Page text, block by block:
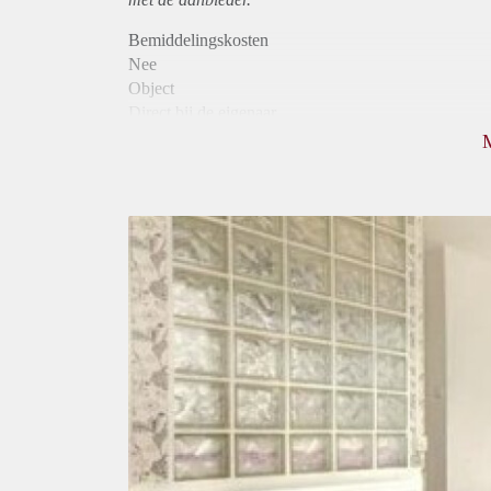
Bemiddelingskosten
Nee
Object
Huurtoeslag
Mogelijk
Inkomen eis
3,2 X Maandhuur Bruto
Huurtermijn
Onbepaalde termijn
Oplevering
Gestoffeerd